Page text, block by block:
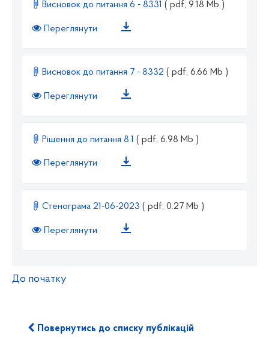
Висновок до питання 6 - 8331 ( pdf, 9.18 Mb )
Переглянути
Висновок до питання 7 - 8332 ( pdf, 6.66 Mb )
Переглянути
Рішення до питання 8.1 ( pdf, 6.98 Mb )
Переглянути
Стенограма 21-06-2023 ( pdf, 0.27 Mb )
Переглянути
До початку
Повернутись до списку публікацій